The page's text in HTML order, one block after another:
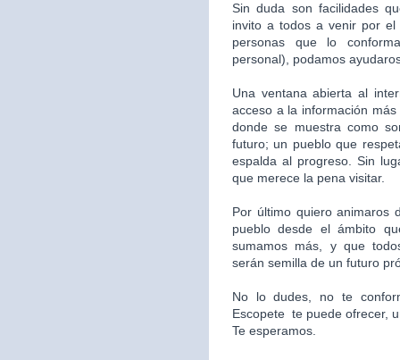
Sin duda son facilidades
invito a todos a venir por
personas que lo
personal), podamos
Una ventana abierta al
acceso a la información
donde se muestra como
futuro; un pueblo que
espalda al progreso. Sin
que merece la pena visitar.
Por último quiero animaros
pueblo desde el ámbito
sumamos más, y que
serán semilla de un futuro
No lo dudes, no te
Escopete te puede ofrecer,
Te esperamos.